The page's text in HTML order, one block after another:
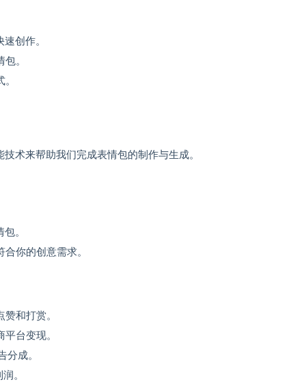
创作。
。
术来帮助我们完成表情包的制作与生成。
。
你的创意需求。
和打赏。
台变现。
分成。
。